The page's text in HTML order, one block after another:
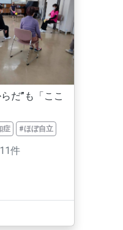
だ”も「ここ
症 #ほぼ自立
件